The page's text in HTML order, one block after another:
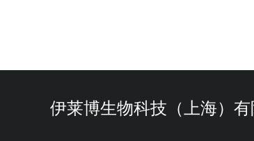
伊莱博生物科技（上海）有